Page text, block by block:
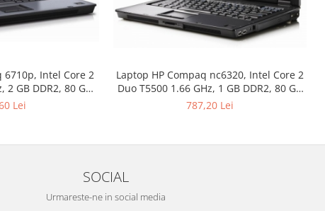
6710p, Intel Core 2
2 GB DDR2, 80 GB
Wi-Fi, Card
Lei
Laptop HP Compaq nc6320, Intel Core 2
Duo T5500 1.66 GHz, 1 GB DDR2, 80 GB
HDD SATA, DVD-CDRW, WI-FI, Card
3 ANI GARANTIE
787,20 Lei
SOCIAL
Urmareste-ne in social media